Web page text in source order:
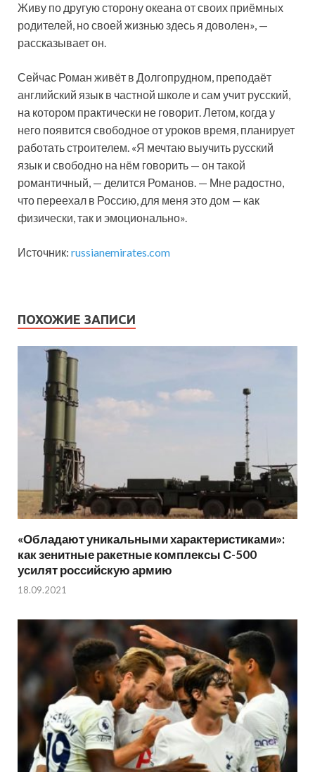
Живу по другую сторону океана от своих приёмных
родителей, но своей жизнью здесь я доволен», —
рассказывает он.
Сейчас Роман живёт в Долгопрудном, преподаёт
английский язык в частной школе и сам учит русский,
на котором практически не говорит. Летом, когда у
него появится свободное от уроков время, планирует
работать строителем. «Я мечтаю выучить русский
язык и свободно на нём говорить — он такой
романтичный, — делится Романов. — Мне радостно,
что переехал в Россию, для меня это дом — как
физически, так и эмоционально».
Источник: russianemirates.com
ПОХОЖИЕ ЗАПИСИ
«Обладают уникальными характеристиками»:
как зенитные ракетные комплексы С-500
усилят российскую армию
18.09.2021